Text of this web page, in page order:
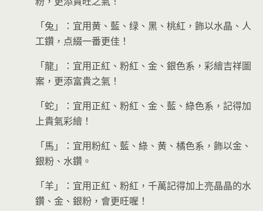
「兔」：宜用黄、藍、绿、黑、桃紅，飾以水晶、人
工鑽，点綴一番更佳！
「龍」：宜用正紅、粉紅、金、銀色系，彩繪吉祥圖
案，更添富貴之氣！
「蛇」：宜用正紅、粉紅、金、藍、綠色系，記得加
上貴氣彩繪！
「馬」：宜用粉紅、藍、綠、黄、橘色系，飾以金、
銀粉、水鑽。
「羊」：宜用正紅、粉紅，千萬記得加上亮晶晶的水
鑽、金、銀粉，會更旺喔！